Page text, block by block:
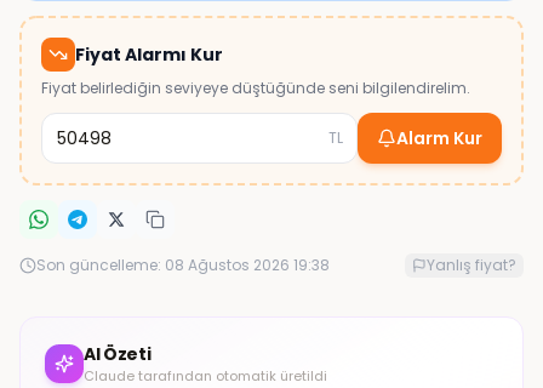
Fiyat Alarmı Kur
Fiyat belirlediğin seviyeye düştüğünde seni bilgilendirelim.
TL Alarm Kur
Son güncelleme: 08 Ağustos 2026 19:38 Yanlış fiyat?
AI Özeti
Claude tarafından otomatik üretildi